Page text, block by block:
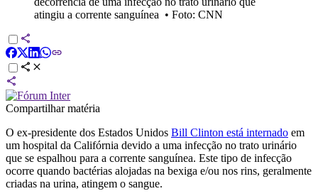
atingiu a corrente sanguínea • Foto: CNN
Compartilhar matéria
O ex-presidente dos Estados Unidos Bill Clinton está internado em
um hospital da Califórnia devido a uma infecção no trato urinário
que se espalhou para a corrente sanguínea. Este tipo de infecção
ocorre quando bactérias alojadas na bexiga e/ou nos rins, geralmente
criadas na urina, atingem o sangue.